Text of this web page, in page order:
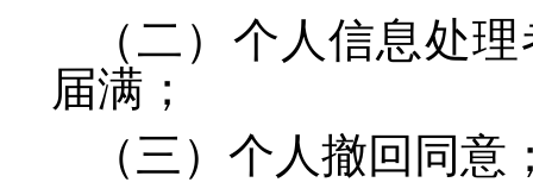
（二）个人信息处
届满；
（三）个人撤回同意